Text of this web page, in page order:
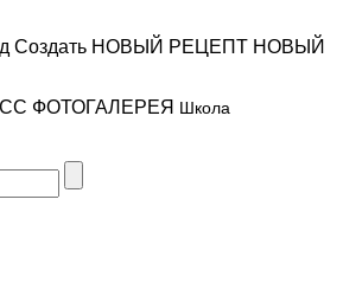
Создать НОВЫЙ РЕЦЕПТ НОВЫЙ
ФОТОГАЛЕРЕЯ Школа